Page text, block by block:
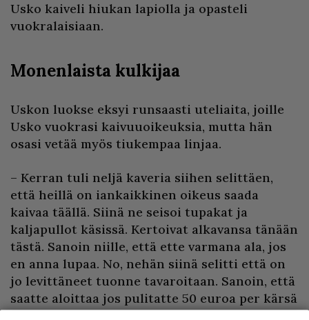
Usko kaiveli hiukan lapiolla ja opasteli
vuokralaisiaan.
Monenlaista kulkijaa
Uskon luokse eksyi runsaasti uteliaita, joille
Usko vuokrasi kaivuuoikeuksia, mutta hän
osasi vetää myös tiukempaa linjaa.
– Kerran tuli neljä kaveria siihen selittäen,
että heillä on iankaikkinen oikeus saada
kaivaa täällä. Siinä ne seisoi tupakat ja
kaljapullot käsissä. Kertoivat alkavansa tänään
tästä. Sanoin niille, että ette varmana ala, jos
en anna lupaa. No, nehän siinä selitti että on
jo levittäneet tuonne tavaroitaan. Sanoin, että
saatte aloittaa jos pulitatte 50 euroa per kärsä
ja huomenna kokoatte tavaranne. No siinä ne